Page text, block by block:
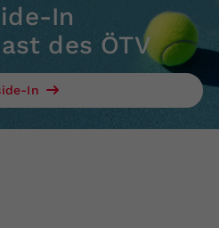
In
des ÖTV
In